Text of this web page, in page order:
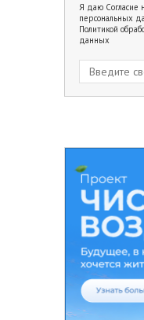
Я даю Согласие
персональных
Политикой
данных